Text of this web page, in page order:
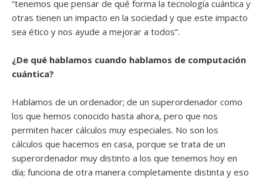
“tenemos que pensar de qué forma la tecnología cuántica y
otras tienen un impacto en la sociedad y que este impacto
sea ético y nos ayude a mejorar a todos”.
¿De qué hablamos cuando hablamos de computación
cuántica?
Hablamos de un ordenador; de un superordenador como
los que hemos conocido hasta ahora, pero que nos
permiten hacer cálculos muy especiales. No son los
cálculos que hacemos en casa, porque se trata de un
superordenador muy distinto a los que tenemos hoy en
día; funciona de otra manera completamente distinta y eso